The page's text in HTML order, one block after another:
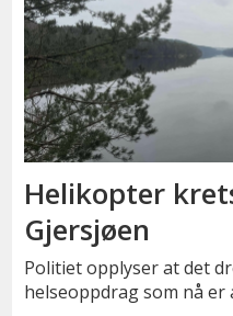
Helikopter
Gjersjøen
Politiet opplyser at det
helseoppdrag som nå er